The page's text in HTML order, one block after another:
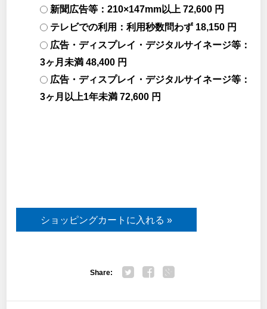
新聞広告等：210×147mm以上 72,600 円
テレビでの利用：利用秒数問わず 18,150 円
広告・ディスプレイ・デジタルサイネージ等：
3ヶ月未満 48,400 円
広告・ディスプレイ・デジタルサイネージ等：
3ヶ月以上1年未満 72,600 円
Share: